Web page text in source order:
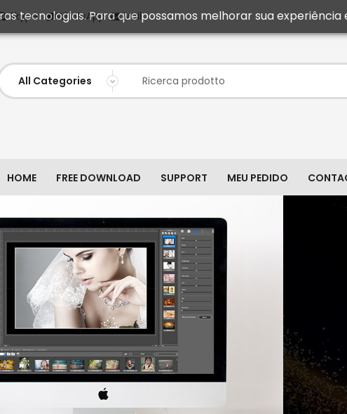
Skype WhatsApp Mail
HOME FREE DOWNLOAD SUPPORT MEU PEDIDO
tecnologias. Para que possamos melhorar sua experiência